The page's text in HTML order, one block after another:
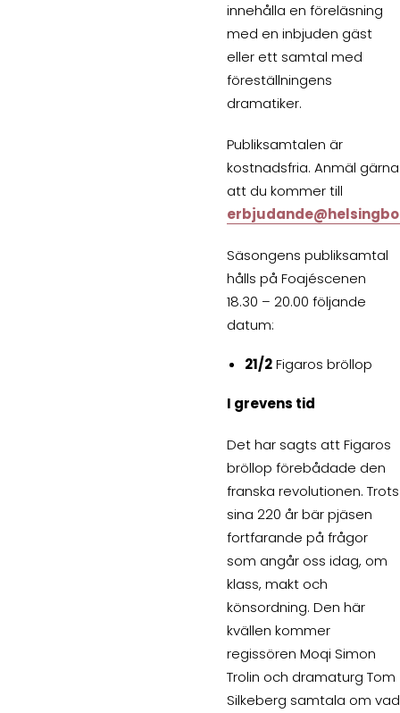
innehålla en föreläsning
med en inbjuden gäst
eller ett samtal med
föreställningens
dramatiker.
Publiksamtalen är
kostnadsfria. Anmäl gärna
att du kommer till
Säsongens publiksamtal
hålls på Foajéscenen
18.30 – 20.00 följande
datum:
21/2Figaros bröllop
I grevens tid
Det har sagts att Figaros
bröllop förebådade den
franska revolutionen. Trots
sina 220 år bär pjäsen
fortfarande på frågor
som angår oss idag, om
klass, makt och
könsordning. Den här
kvällen kommer
regissören Moqi Simon
Trolin och dramaturg Tom
Silkeberg samtala om vad